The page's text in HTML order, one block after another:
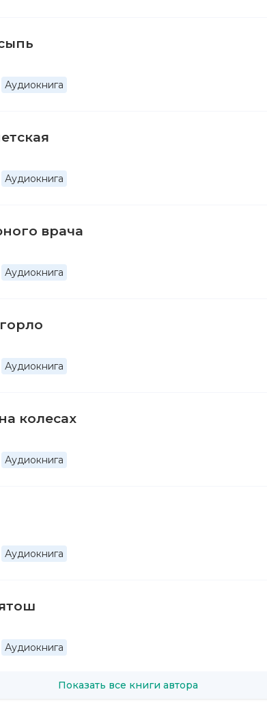
Аудиокнига
Аудиокнига
врача
Аудиокнига
Аудиокнига
колесах
Аудиокнига
Аудиокнига
Аудиокнига
Показать все книги автора